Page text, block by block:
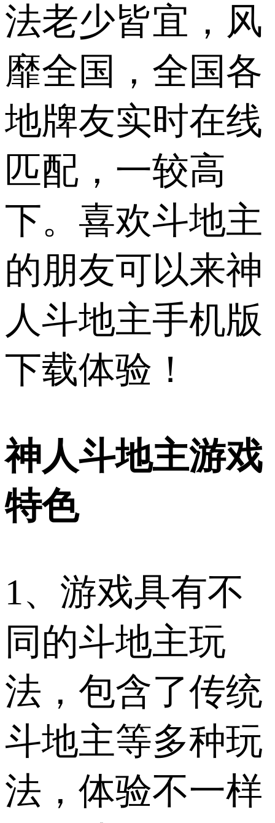
法老少皆宜，风
靡全国，全国各
地牌友实时在线
匹配，一较高
下。喜欢斗地主
的朋友可以来神
人斗地主手机版
下载体验！
神人斗地主游戏
特色
1、游戏具有不
同的斗地主玩
法，包含了传统
斗地主等多种玩
法，体验不一样